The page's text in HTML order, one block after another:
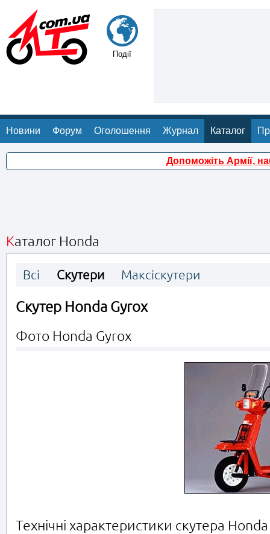
Події
Новини Форум Оголошення Журнал Каталог
Допоможіть Армії,
Каталог Honda
Всі Скутери Максіскутери
Скутер Honda Gyrox
Фото Honda Gyrox
Технічні характеристики скутера